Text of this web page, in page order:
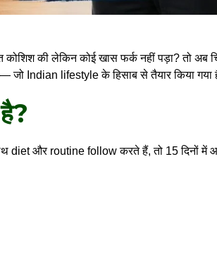
की लेकिन कोई खास फर्क नहीं पड़ा? तो अब
जो Indian lifestyle के हिसाब से तैयार किया गया
diet और routine follow करते हैं, तो 15 दिनों में